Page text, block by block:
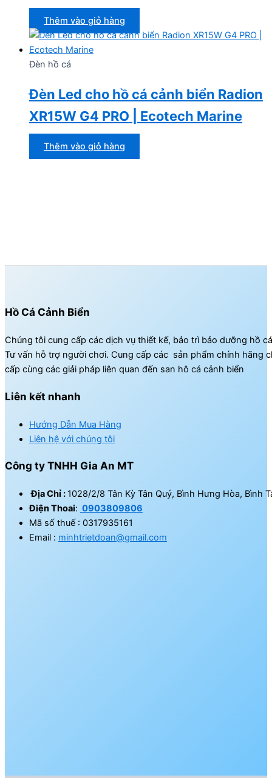
Thêm vào giỏ hàng
Đèn hồ cá
Đèn Led cho hồ cá cảnh biển Radion
XR15W G4 PRO | Ecotech Marine
Thêm vào giỏ hàng
Hồ Cá Cảnh Biển
Chúng tôi cung cấp các dịch vụ thiết kế, bảo trì bảo dưỡng hồ
Tư vấn hỗ trợ người chơi. Cung cấp các sản phẩm chính hãng
cấp cùng các giải pháp liên quan đến san hô cá cảnh biển
Liên kết nhanh
Hướng Dẫn Mua Hàng
Liên hệ với chúng tôi
Công ty TNHH Gia An MT
Địa Chỉ :1028/2/8 Tân Kỳ Tân Quý, Bình Hưng Hòa, Bình
Điện Thoai: 0903809806
Mã số thuế : 0317935161
Email : minhtrietdoan@gmail.com